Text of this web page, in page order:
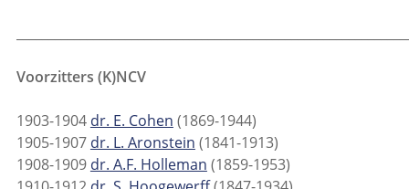
Voorzitters (K)NCV
1903-1904 dr. E. Cohen (1869-1944)
1905-1907 dr. L. Aronstein (1841-1913)
1908-1909 dr. A.F. Holleman (1859-1953)